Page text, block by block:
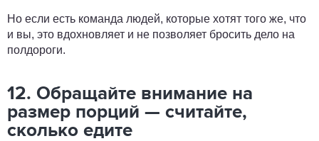
Но если есть команда людей, которые хотят того же, что
и вы, это вдохновляет и не позволяет бросить дело на
полдороги.
12. Обращайте внимание на
размер порций — считайте,
сколько едите